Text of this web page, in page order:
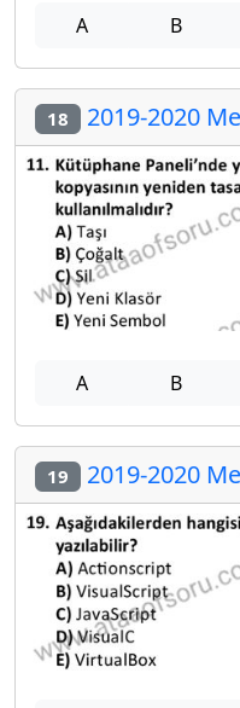
A B
18 2019-2020
A B
19 2019-2020